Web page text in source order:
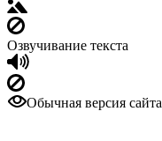
Озвучивание текста
Обычная версия сайта